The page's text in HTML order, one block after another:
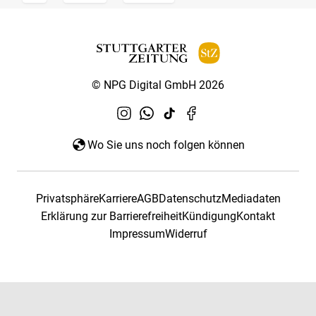
© NPG Digital GmbH 2026
Wo Sie uns noch folgen können
PrivatsphäreKarriereAGBDatenschutzMediadaten
Erklärung zur BarrierefreiheitKündigungKontakt
ImpressumWiderruf